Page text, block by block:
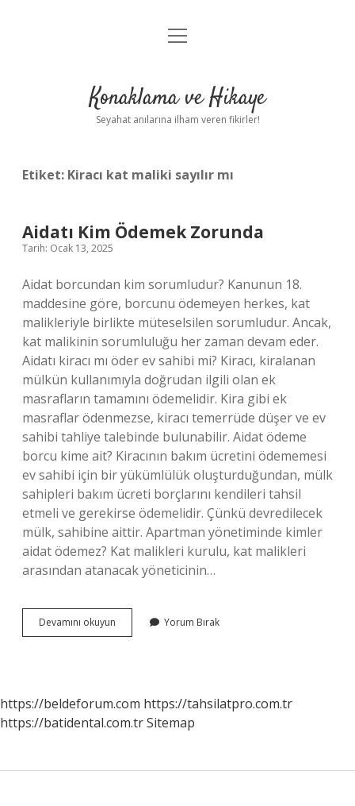
Anasayfa
Yasal Uyarı
menüyü
Konaklama ve Hikaye
Seyahat anılarına ilham veren fikirler!
Etiket: Kiracı kat maliki sayılır mı
Aidatı Kim Ödemek Zorunda
Tarih: Ocak 13, 2025
Aidat borcundan kim sorumludur? Kanunun 18.
maddesine göre, borcunu ödemeyen herkes, kat
malikleriyle birlikte müteselsilen sorumludur. Ancak,
kat malikinin sorumluluğu her zaman devam eder.
Aidatı kiracı mı öder ev sahibi mi? Kiracı, kiralanan
mülkün kullanımıyla doğrudan ilgili olan ek
masrafların tamamını ödemelidir. Kira gibi ek
masraflar ödenmezse, kiracı temerrüde düşer ve ev
sahibi tahliye talebinde bulunabilir. Aidat ödeme
borcu kime ait? Kiracının bakım ücretini ödememesi
ev sahibi için bir yükümlülük oluşturduğundan, mülk
sahipleri bakım ücreti borçlarını kendileri tahsil
etmeli ve gerekirse ödemelidir. Çünkü devredilecek
mülk, sahibine aittir. Apartman yönetiminde kimler
aidat ödemez? Kat malikleri kurulu, kat malikleri
arasından atanacak yöneticinin…
Devamını okuyun
Kim
Yorum Bırak
https://beldeforum.com https://tahsilatpro.com.tr
https://batidental.com.trSitemap